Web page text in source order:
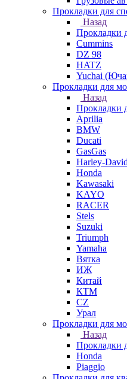
Прокладки для
Назад
Прокладки
Cummins
DZ 98
HATZ
Yuchai
Прокладки для
Назад
Прокладки
Aprilia
BMW
Ducati
GasGas
Harley-
Honda
Kawasaki
KAYO
RACER
Stels
Suzuki
Triumph
Yamaha
Вятка
ИЖ
Китай
КТМ
СZ
Урал
Прокладки для
Назад
Прокладки
Honda
Piaggio